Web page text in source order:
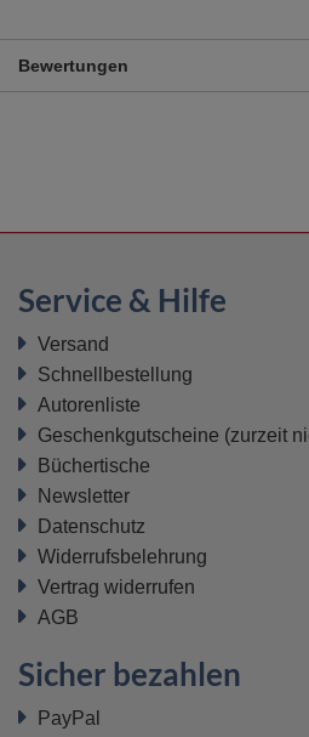
Bewertungen
Service & Hilfe
Versand
Schnellbestellung
Autorenliste
Geschenkgutscheine (zurzeit
Büchertische
Newsletter
Datenschutz
Widerrufsbelehrung
Vertrag widerrufen
AGB
Sicher bezahlen
PayPal